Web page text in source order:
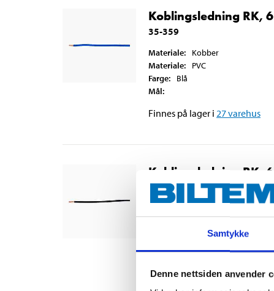
Samtykke
Denne nettsiden anvender
Koblingsledning RK,
35-359
Materiale:
Kobber
Materiale:
PVC
Farge:
Blå
Mål:
Finnes på lager i 27varehus
Koblingsledning RK,
35-366
Finnes på lager i 34varehus